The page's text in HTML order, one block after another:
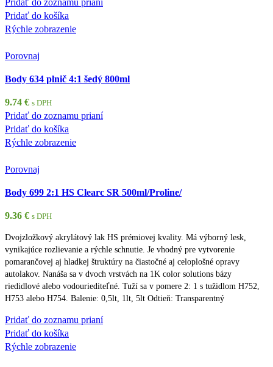
Pridať do košíka
Rýchle zobrazenie
Porovnaj
Body 634 plnič 4:1 šedý 800ml
9.74 € s DPH
Pridať do zoznamu prianí
Pridať do košíka
Rýchle zobrazenie
Porovnaj
Body 699 2:1 HS Clearc SR 500ml/Proline/
9.36 € s DPH
Dvojzložkový akrylátový lak HS prémiovej kvality. Má výborný lesk,
vynikajúce rozlievanie a rýchle schnutie. Je vhodný pre vytvorenie
pomarančovej aj hladkej štruktúry na čiastočné aj celoplošné opravy
autolakov. Nanáša sa v dvoch vrstvách na 1K color solutions bázy
riedidlové alebo vodouriediteľné. Tuží sa v pomere 2: 1 s tužidlom H752,
H753 alebo H754. Balenie: 0,5lt, 1lt, 5lt Odtieň: Transparentný
Pridať do zoznamu prianí
Pridať do košíka
Rýchle zobrazenie